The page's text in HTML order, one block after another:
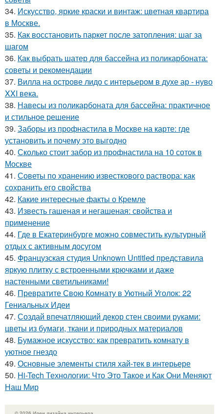
34. Искусство, яркие краски и винтаж: цветная квартира
в Москве.
35. Как восстановить паркет после затопления: шаг за
шагом
36. Как выбрать шатер для бассейна из поликарбоната:
советы и рекомендации
37. Вилла на острове лидо с интерьером в духе ар - нуво
XXI века.
38. Навесы из поликарбоната для бассейна: практичное
и стильное решение
39. Заборы из профнастила в Москве на карте: где
установить и почему это выгодно
40. Сколько стоит забор из профнастила на 10 соток в
Москве
41. Советы по хранению известкового раствора: как
сохранить его свойства
42. Какие интересные факты о Кремле
43. Известь гашеная и негашеная: свойства и
применение
44. Где в Екатеринбурге можно совместить культурный
отдых с активным досугом
45. Французская студия Unknown Untitled представила
яркую плитку с встроенными крючками и даже
настенными светильниками!
46. Превратите Свою Комнату в Уютный Уголок: 22
Гениальных Идеи
47. Создай впечатляющий декор стен своими руками:
цветы из бумаги, ткани и природных материалов
48. Бумажное искусство: как превратить комнату в
уютное гнездо
49. Основные элементы стиля хай-тек в интерьере
50. Hi-Tech Технологии: Что Это Такое и Как Они Меняют
Наш Мир